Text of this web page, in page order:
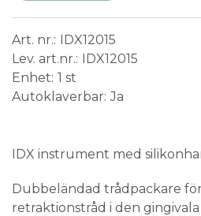
Art. nr. IDX12015
Lev. art.nr. IDX12015
Enhet 1 st
Autoklaverbar Ja
IDX instrument med
Dubbeländad trådpackare
retraktionstråd i den